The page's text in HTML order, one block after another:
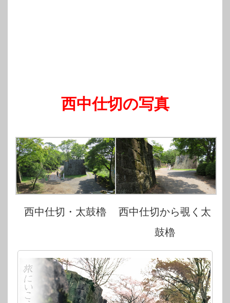
西中仕切の写真
西中仕切・太鼓櫓
西中仕切から覗く太
鼓櫓